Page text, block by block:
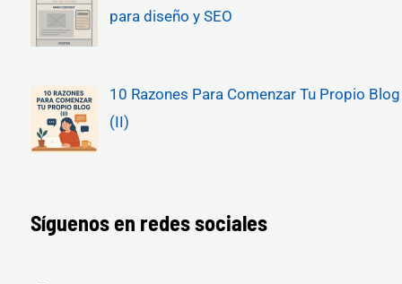
para diseño y SEO
10 Razones Para Comenzar Tu Propio Blog
(II)
Síguenos en redes sociales